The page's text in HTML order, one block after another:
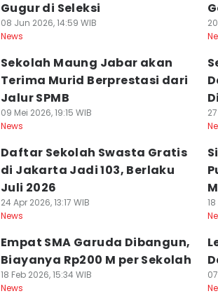
Gugur di Seleksi
08 Jun 2026, 14:59 WIB
News
Sekolah Maung Jabar akan
Terima Murid Berprestasi dari
Jalur SPMB
09 Mei 2026, 19:15 WIB
News
Daftar Sekolah Swasta Gratis
di Jakarta Jadi 103, Berlaku
Juli 2026
24 Apr 2026, 13:17 WIB
News
Empat SMA Garuda Dibangun,
Biayanya Rp200 M per Sekolah
18 Feb 2026, 15:34 WIB
News